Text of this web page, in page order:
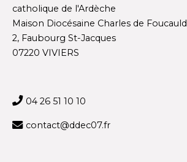
catholique de l'Ardèche
Maison Diocésaine Charles de Foucauld
2, Faubourg St-Jacques
07220 VIVIERS
04 26 51 10 10
contact@ddec07.fr